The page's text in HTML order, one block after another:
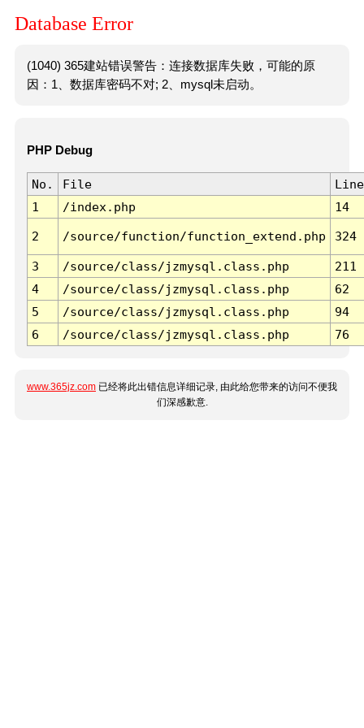
Database Error
(1040) 365建站错误警告：连接数据库失败，可能的原
因：1、数据库密码不对; 2、mysql未启动。
PHP Debug
No. File
Line
1
/index.php 14
2 /source/function/function_extend.php 324
3 /source/class/jzmysql.class.php
211
4
/source/class/jzmysql.class.php
62
5
/source/class/jzmysql.class.php
94
6
/source/class/jzmysql.class.php 76
www.365jz.com 已经将此出错信息详细记录, 由此给您带来的访问不便我
们深感歉意.